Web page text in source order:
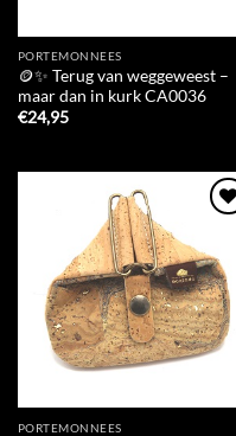
PORTEMONNEES
🪙✨ Terug van weggeweest –
maar dan in kurk CA0036
€24,95
Wishlist
PORTEMONNEES